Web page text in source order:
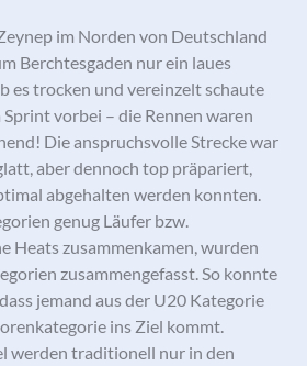
im Norden von Deutschland
Berchtesgaden nur ein laues
es trocken und vereinzelt schaute
Sprint vorbei – die Rennen waren
Die anspruchsvolle Strecke war
aber dennoch top präpariert,
abgehalten werden konnten.
genug Läufer bzw.
Heats zusammenkamen, wurden
zusammengefasst. So konnte
jemand aus der U20 Kategorie
ins Ziel kommt.
werden traditionell nur in den